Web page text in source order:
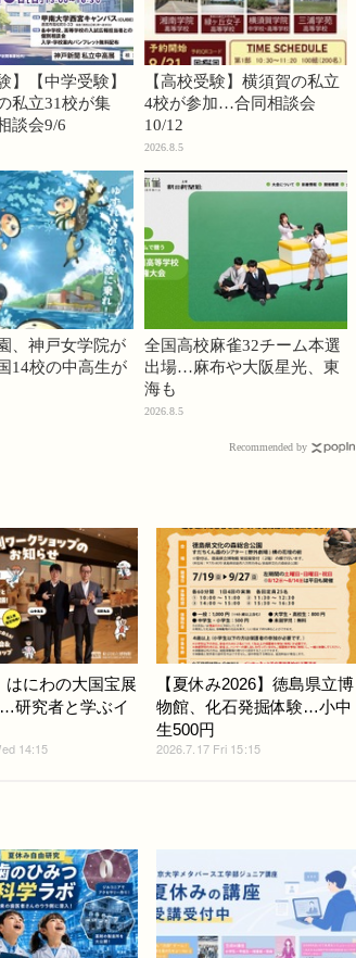
】【中学受験】
私立31校が集
談会9/6
【高校受験】横須賀の私立
4校が参加…合同相談会
10/12
2026.8.5
、神戸女学院が
14校の中高生が
全国高校麻雀32チーム本選
出場…麻布や大阪星光、東
海も
2026.8.5
Recommended by
はにわの大国宝展
研究者と学ぶイ
14:15
【夏休み2026】徳島県立博
物館、化石発掘体験…小中
生500円
2026.7.17 Fri 15:15